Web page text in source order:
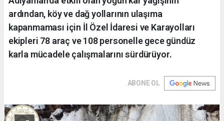
ardından, köy ve dağ yollarının ulaşıma
kapanmaması için İl Özel İdaresi ve Karayolları
ekipleri 78 araç ve 108 personelle gece gündüz
karla mücadele çalışmalarını sürdürüyor.
ABONE OL